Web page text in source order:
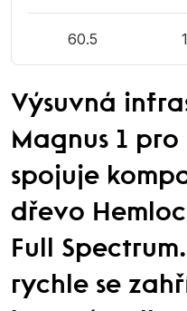
60.5
Výsuvná
Magnus 1
spojuje
dřevo
Full
rychle se